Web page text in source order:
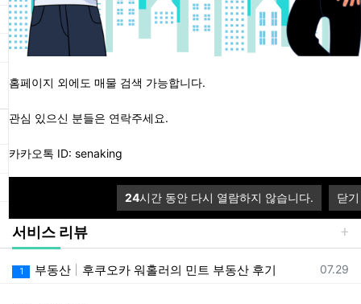
홈페이지 외에도 매물 검색 가능합니다.
관심 있으신 분들은 연락주세요.
카카오톡 ID: senaking
24시간 동안 다시 열람하지 않습니다. 닫기
등록일
07.30
2 소액대출 | ✅구글검색 대출의 꿈✅부결자 모여! 99% 당일 쏴드림
등록일
07.28
3 야구경기보는 이유?! 토토배팅? 스포츠분석@통티비@픽분석@KBO리그생방
인기 글
2 소액대출 | ✅구글검색 대출의 꿈✅부결자 모여! 99% 당일 쏴드림
등록일
08.03
소액대출 | ✅구글검색 대출의 꿈✅급한 돈 1분 완성, 즉시 입금 완료
서비스 리뷰
등록일
07.29
1 부동산 후쿠오카 워홀러의 민트 부동산 후기